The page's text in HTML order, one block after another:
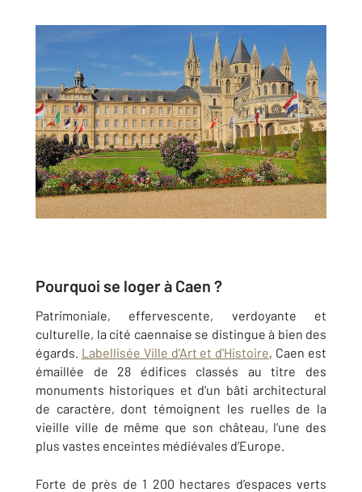
Pourquoi se loger à Caen ?
Patrimoniale, effervescente, verdoyante et
culturelle, la cité caennaise se distingue à bien des
égards. Labellisée Ville d'Art et d'Histoire, Caen est
émaillée de 28 édifices classés au titre des
monuments historiques et d’un bâti architectural
de caractère, dont témoignent les ruelles de la
vieille ville de même que son château, l’une des
plus vastes enceintes médiévales d’Europe.
Forte de près de 1 200 hectares d’espaces verts